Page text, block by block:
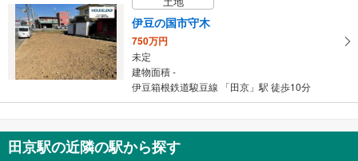
伊豆の国市守木
750万円
未定
建物面積 -
伊豆箱根鉄道駿豆線 「田京」駅 徒歩10分
田京駅の近隣の駅から探す